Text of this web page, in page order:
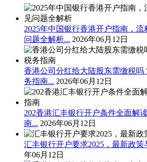
2025年中国银行香港开户指南，
问题全解析... 2026年06月12日
香港公司分红给大陆股东需缴税吗
务指南... 2026年06月12日
202香港汇丰银行开户条件全面解
南... 2026年06月12日
汇丰银行开户要求2025，最新政策
年06月12日